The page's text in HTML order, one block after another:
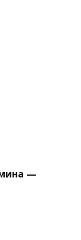
—